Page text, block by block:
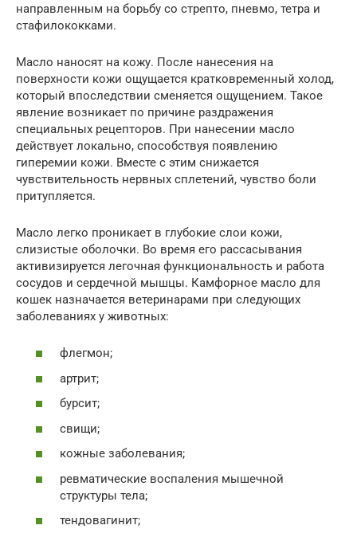
направленным на борьбу со стрепто, пневмо, тетра и
стафилококками.
Масло наносят на кожу. После нанесения на
поверхности кожи ощущается кратковременный холод,
который впоследствии сменяется ощущением. Такое
явление возникает по причине раздражения
специальных рецепторов. При нанесении масло
действует локально, способствуя появлению
гиперемии кожи. Вместе с этим снижается
чувствительность нервных сплетений, чувство боли
притупляется.
Масло легко проникает в глубокие слои кожи,
слизистые оболочки. Во время его рассасывания
активизируется легочная функциональность и работа
сосудов и сердечной мышцы. Камфорное масло для
кошек назначается ветеринарами при следующих
заболеваниях у животных:
флегмон;
артрит;
бурсит;
свищи;
кожные заболевания;
ревматические воспаления мышечной
структуры тела;
тендовагинит;